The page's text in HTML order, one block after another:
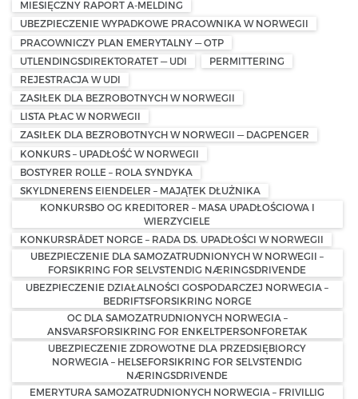
MIESIĘCZNY RAPORT A-MELDING
UBEZPIECZENIE WYPADKOWE PRACOWNIKA W NORWEGII
PRACOWNICZY PLAN EMERYTALNY — OTP
UTLENDINGSDIREKTORATET — UDI
PERMITTERING
REJESTRACJA W UDI
ZASIŁEK DLA BEZROBOTNYCH W NORWEGII
LISTA PŁAC W NORWEGII
ZASIŁEK DLA BEZROBOTNYCH W NORWEGII — DAGPENGER
KONKURS – UPADŁOŚĆ W NORWEGII
BOSTYRER ROLLE – ROLA SYNDYKA
SKYLDNERENS EIENDELER – MAJĄTEK DŁUŻNIKA
KONKURSBO OG KREDITORER – MASA UPADŁOŚCIOWA I
WIERZYCIELE
KONKURSRÅDET NORGE – RADA DS. UPADŁOŚCI W NORWEGII
UBEZPIECZENIE DLA SAMOZATRUDNIONYCH W NORWEGII –
FORSIKRING FOR SELVSTENDIG NÆRINGSDRIVENDE
UBEZPIECZENIE DZIAŁALNOŚCI GOSPODARCZEJ NORWEGIA –
BEDRIFTSFORSIKRING NORGE
OC DLA SAMOZATRUDNIONYCH NORWEGIA –
ANSVARSFORSIKRING FOR ENKELTPERSONFORETAK
UBEZPIECZENIE ZDROWOTNE DLA PRZEDSIĘBIORCY
NORWEGIA – HELSEFORSIKRING FOR SELVSTENDIG
NÆRINGSDRIVENDE
EMERYTURA SAMOZATRUDNIONYCH NORWEGIA – FRIVILLIG